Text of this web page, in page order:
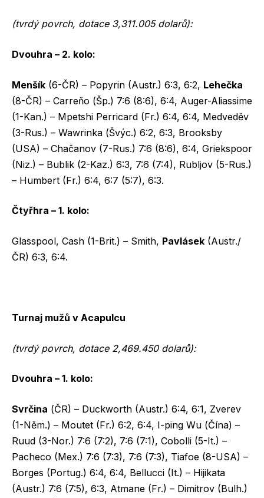
(tvrdý povrch, dotace 3,311.005 dolarů):
Dvouhra – 2. kolo:
Menšík (6-ČR) – Popyrin (Austr.) 6:3, 6:2, Lehečka
(8-ČR) – Carreňo (Šp.) 7:6 (8:6), 6:4, Auger-Aliassime
(1-Kan.) – Mpetshi Perricard (Fr.) 6:4, 6:4, Medveděv
(3-Rus.) – Wawrinka (Švýc.) 6:2, 6:3, Brooksby
(USA) – Chačanov (7-Rus.) 7:6 (8:6), 6:4, Griekspoor
(Niz.) – Bublik (2-Kaz.) 6:3, 7:6 (7:4), Rubljov (5-Rus.)
– Humbert (Fr.) 6:4, 6:7 (5:7), 6:3.
Čtyřhra – 1. kolo:
Glasspool, Cash (1-Brit.) – Smith, Pavlásek (Austr./
ČR) 6:3, 6:4.
Turnaj mužů v Acapulcu
(tvrdý povrch, dotace 2,469.450 dolarů):
Dvouhra – 1. kolo:
Svrčina (ČR) – Duckworth (Austr.) 6:4, 6:1, Zverev
(1-Něm.) – Moutet (Fr.) 6:2, 6:4, I-ping Wu (Čína) –
Ruud (3-Nor.) 7:6 (7:2), 7:6 (7:1), Cobolli (5-It.) –
Pacheco (Mex.) 7:6 (7:3), 7:6 (7:3), Tiafoe (8-USA) –
Borges (Portug.) 6:4, 6:4, Bellucci (It.) – Hijikata
(Austr.) 7:6 (7:5), 6:3, Atmane (Fr.) – Dimitrov (Bulh.)